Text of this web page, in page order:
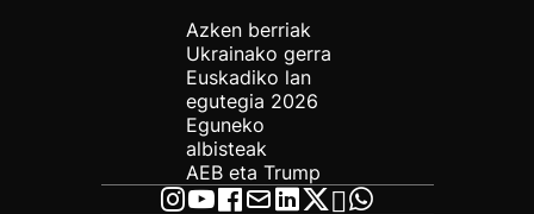
Azken berriak
Ukrainako gerra
Euskadiko lan
egutegia 2026
Eguneko
albisteak
AEB eta Trump